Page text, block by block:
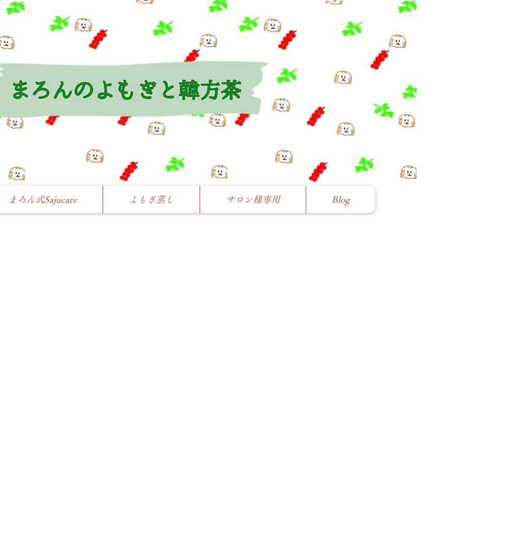
まろん式Sajucare よもぎ蒸し サロン様専用 Blog